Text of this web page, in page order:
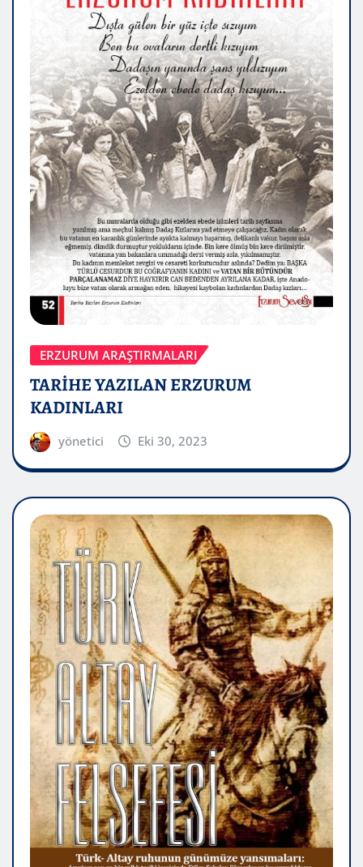
ERZURUM ARAŞTIRMALARI
TARİHE YAZILAN ERZURUM
KADINLARI
yönetici Eki 30, 2023